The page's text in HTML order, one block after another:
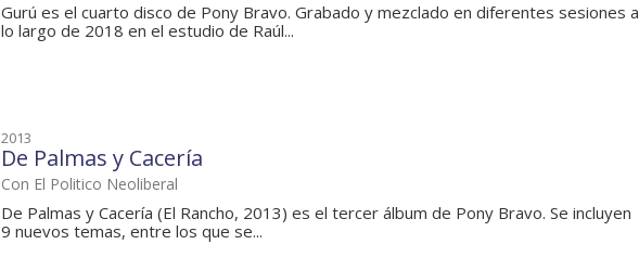
Gurú es el cuarto disco de Pony Bravo. Grabado y mezclado en diferentes sesiones a
lo largo de 2018 en el estudio de Raúl...
2013
De Palmas y Cacería
Con El Politico Neoliberal
De Palmas y Cacería (El Rancho, 2013) es el tercer álbum de Pony Bravo. Se incluyen
9 nuevos temas, entre los que se...